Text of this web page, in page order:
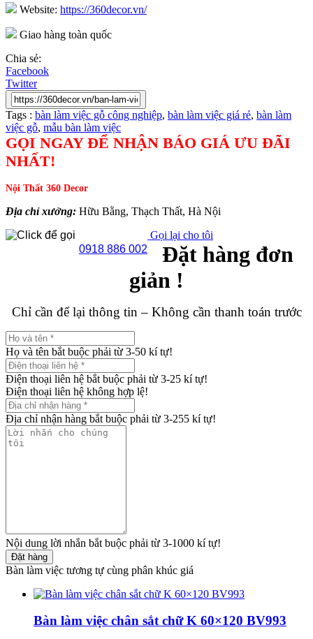
Website: https://360decor.vn/
Giao hàng toàn quốc
Chia sẻ:
Facebook
Twitter
Tags : bàn làm việc gỗ công nghiệp, bàn làm việc giá rẻ, bàn làm
việc gỗ, mẫu bàn làm việc
GỌI NGAY ĐỂ NHẬN BÁO GIÁ ƯU ĐÃI
NHẤT!
Nội Thất 360 Decor
Địa chỉ xưởng: Hữu Bằng, Thạch Thất, Hà Nội
0918 886 002
Gọi lại cho tôi
Đặt hàng đơn
giản !
Chỉ cần để lại thông tin – Không cần thanh toán trước
Họ và tên bắt buộc phải từ 3-50 kí tự!
Điện thoại liên hệ bắt buộc phải từ 3-25 kí tự!
Điện thoại liên hệ không hợp lệ!
Địa chỉ nhận hàng bắt buộc phải từ 3-255 kí tự!
Nội dung lời nhắn bắt buộc phải từ 3-1000 kí tự!
Đặt hàng
Bàn làm việc tương tự cùng phân khúc giá
Bàn làm việc chân sắt chữ K 60×120 BV993